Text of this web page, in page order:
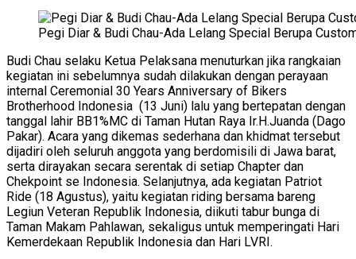
Pegi Diar & Budi Chau-Ada Lelang Special Berupa
Budi Chau selaku Ketua Pelaksana menuturkan jika rangkaian
kegiatan ini sebelumnya sudah dilakukan dengan perayaan
internal Ceremonial 30 Years Anniversary of Bikers
Brotherhood Indonesia (13 Juni) lalu yang bertepatan dengan
tanggal lahir BB1%MC di Taman Hutan Raya Ir.H.Juanda (Dago
Pakar). Acara yang dikemas sederhana dan khidmat tersebut
dijadiri oleh seluruh anggota yang berdomisili di Jawa barat,
serta dirayakan secara serentak di setiap Chapter dan
Chekpoint se Indonesia. Selanjutnya, ada kegiatan Patriot
Ride (18 Agustus), yaitu kegiatan riding bersama bareng
Legiun Veteran Republik Indonesia, diikuti tabur bunga di
Taman Makam Pahlawan, sekaligus untuk memperingati Hari
Kemerdekaan Republik Indonesia dan Hari LVRI.